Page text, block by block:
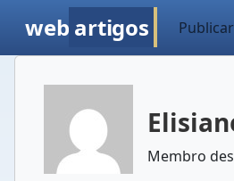
web artigos Publicar
Membro